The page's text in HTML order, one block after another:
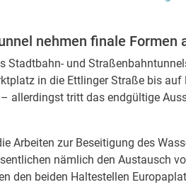
nehmen finale Formen
Stadtbahn- und
in die Ettlinger Straße bis
allerdingst tritt das endgültige
Arbeiten zur Beseitigung des
nämlich den Austausch
den beiden Haltestellen